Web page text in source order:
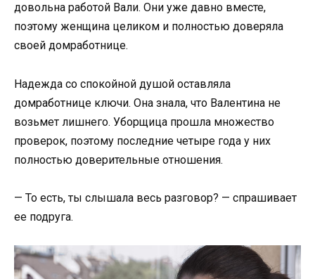
довольна работой Вали. Они уже давно вместе,
поэтому женщина целиком и полностью доверяла
своей домработнице.
Надежда со спокойной душой оставляла
домработнице ключи. Она знала, что Валентина не
возьмет лишнего. Уборщица прошла множество
проверок, поэтому последние четыре года у них
полностью доверительные отношения.
— То есть, ты слышала весь разговор? — спрашивает
ее подруга.